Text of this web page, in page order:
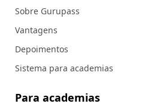
Sobre Gurupass
Vantagens
Depoimentos
Sistema para academias
Para academias